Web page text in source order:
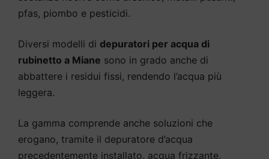
pfas, piombo e pesticidi.
Diversi modelli di depuratori per acqua di
rubinetto a Miane sono in grado anche di
abbattere i residui fissi, rendendo l’acqua più
leggera.
La gamma comprende anche soluzioni che
erogano, tramite il depuratore d’acqua
precedentemente installato, acqua frizzante,